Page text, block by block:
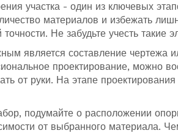
участка - один из ключевых
материалов и избежать
Не забудьте учесть такие
является составление чертежа
проектирование, можно
от руки. На этапе
подумайте о расположении
от выбранного материала.